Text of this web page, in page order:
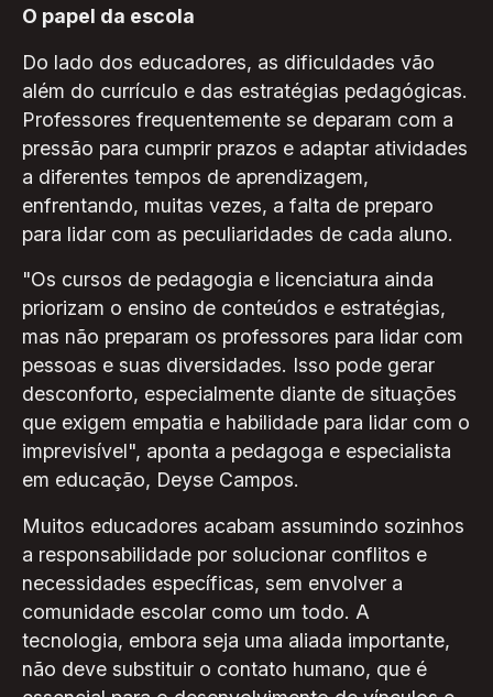
O papel da escola
Do lado dos educadores, as dificuldades vão
além do currículo e das estratégias pedagógicas.
Professores frequentemente se deparam com a
pressão para cumprir prazos e adaptar atividades
a diferentes tempos de aprendizagem,
enfrentando, muitas vezes, a falta de preparo
para lidar com as peculiaridades de cada aluno.
"Os cursos de pedagogia e licenciatura ainda
priorizam o ensino de conteúdos e estratégias,
mas não preparam os professores para lidar com
pessoas e suas diversidades. Isso pode gerar
desconforto, especialmente diante de situações
que exigem empatia e habilidade para lidar com o
imprevisível", aponta a pedagoga e especialista
em educação, Deyse Campos.
Muitos educadores acabam assumindo sozinhos
a responsabilidade por solucionar conflitos e
necessidades específicas, sem envolver a
comunidade escolar como um todo. A
tecnologia, embora seja uma aliada importante,
não deve substituir o contato humano, que é